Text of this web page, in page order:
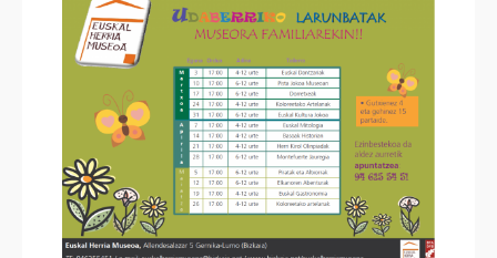
PRIMAVERA